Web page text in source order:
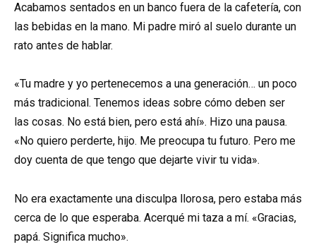
Acabamos sentados en un banco fuera de la cafetería, con
las bebidas en la mano. Mi padre miró al suelo durante un
rato antes de hablar.
«Tu madre y yo pertenecemos a una generación… un poco
más tradicional. Tenemos ideas sobre cómo deben ser
las cosas. No está bien, pero está ahí». Hizo una pausa.
«No quiero perderte, hijo. Me preocupa tu futuro. Pero me
doy cuenta de que tengo que dejarte vivir tu vida».
No era exactamente una disculpa llorosa, pero estaba más
cerca de lo que esperaba. Acerqué mi taza a mí. «Gracias,
papá. Significa mucho».